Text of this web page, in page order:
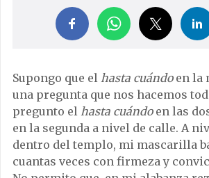
Supongo que el hasta cuándo en la
una pregunta que nos hacemos
pregunto el hasta cuándoen las
en la segunda a nivel de calle. A
dentro del templo, mi mascarilla
cuantas veces con firmeza y